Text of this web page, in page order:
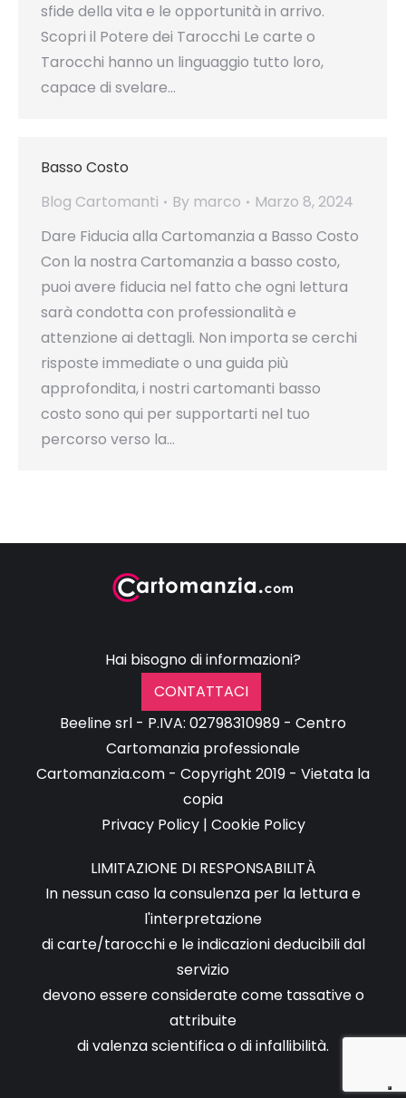
sfide della vita e le opportunità in arrivo.
Scopri il Potere dei Tarocchi Le carte o
Tarocchi hanno un linguaggio tutto loro,
capace di svelare…
Basso Costo
Blog Cartomanti
By marco
Marzo 8, 2024
Dare Fiducia alla Cartomanzia a Basso Costo
Con la nostra Cartomanzia a basso costo,
puoi avere fiducia nel fatto che ogni lettura
sarà condotta con professionalità e
attenzione ai dettagli. Non importa se cerchi
risposte immediate o una guida più
approfondita, i nostri cartomanti basso
costo sono qui per supportarti nel tuo
percorso verso la…
Hai bisogno di informazioni?
CONTATTACI
Beeline srl - P.IVA: 02798310989 - Centro
Cartomanzia professionale
Cartomanzia.com - Copyright 2019 - Vietata la
copia
Privacy Policy| Cookie Policy
LIMITAZIONE DI RESPONSABILITÀ
In nessun caso la consulenza per la lettura e
l'interpretazione
di carte/tarocchi e le indicazioni deducibili dal
servizio
devono essere considerate come tassative o
attribuite
di valenza scientifica o di infallibilità.